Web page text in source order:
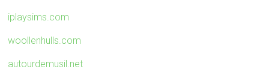
iplaysims.com
woollenhulls.com
autourdemusil.net